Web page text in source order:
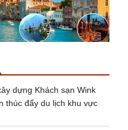
dựng Khách sạn Wink
thúc đẩy du lịch khu vực